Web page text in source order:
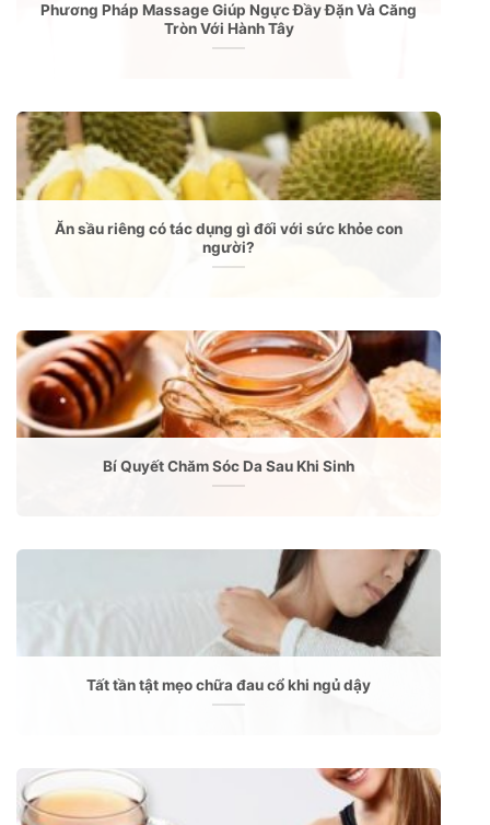
Phương Pháp Massage Giúp Ngực Đầy Đặn Và Căng
Tròn Với Hành Tây
Ăn sầu riêng có tác dụng gì đối với sức khỏe con
người?
Bí Quyết Chăm Sóc Da Sau Khi Sinh
Tất tần tật mẹo chữa đau cổ khi ngủ dậy